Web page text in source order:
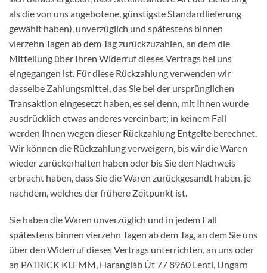
als die von uns angebotene, günstigste Standardlieferung
gewählt haben), unverzüglich und spätestens binnen
vierzehn Tagen ab dem Tag zurückzuzahlen, an dem die
Mitteilung über Ihren Widerruf dieses Vertrags bei uns
eingegangen ist. Für diese Rückzahlung verwenden wir
dasselbe Zahlungsmittel, das Sie bei der ursprünglichen
Transaktion eingesetzt haben, es sei denn, mit Ihnen wurde
ausdrücklich etwas anderes vereinbart; in keinem Fall
werden Ihnen wegen dieser Rückzahlung Entgelte berechnet.
Wir können die Rückzahlung verweigern, bis wir die Waren
wieder zurückerhalten haben oder bis Sie den Nachweis
erbracht haben, dass Sie die Waren zurückgesandt haben, je
nachdem, welches der frühere Zeitpunkt ist.
Sie haben die Waren unverzüglich und in jedem Fall
spätestens binnen vierzehn Tagen ab dem Tag, an dem Sie uns
über den Widerruf dieses Vertrags unterrichten, an uns oder
an PATRICK KLEMM, Harangláb Út 77 8960 Lenti, Ungarn